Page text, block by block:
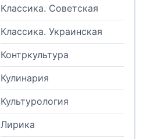
Классика. Советская
Классика. Украинская
Контркультура
Кулинария
Культурология
Лирика